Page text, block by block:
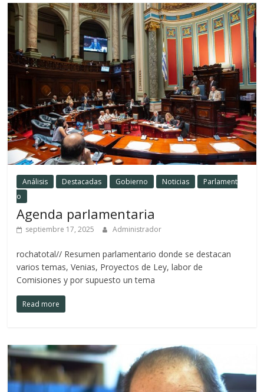
Análisis Destacadas Gobierno Noticias
Parlament
o
Agenda parlamentaria
septiembre 17, 2025 Administrador
rochatotal// Resumen parlamentario donde se destacan
varios temas, Venias, Proyectos de Ley, labor de
Comisiones y por supuesto un tema
Read more